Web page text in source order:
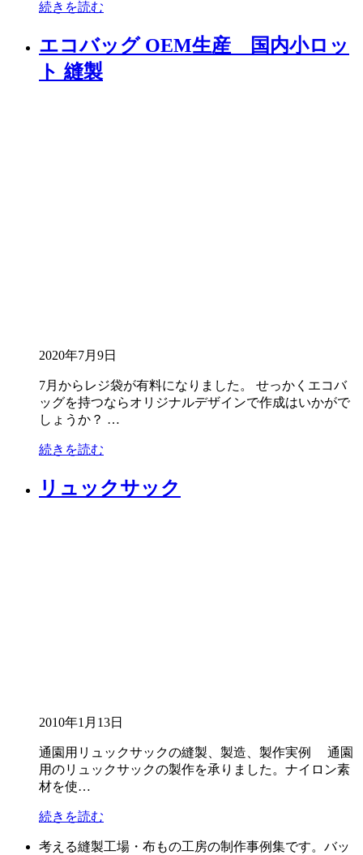
続きを読む
エコバッグ OEM生産 国内小ロッ
ト 縫製
2020年7月9日
7月からレジ袋が有料になりました。 せっかくエコバ
ッグを持つならオリジナルデザインで作成はいかがで
しょうか？ …
続きを読む
リュックサック
2010年1月13日
通園用リュックサックの縫製、製造、製作実例 通園
用のリュックサックの製作を承りました。ナイロン素
材を使…
続きを読む
考える縫製工場・布もの工房の制作事例集です。バッ